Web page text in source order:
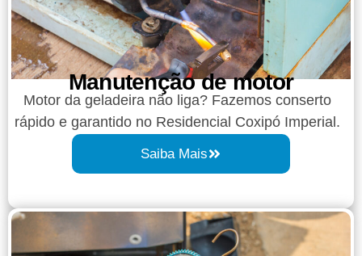
Manutenção de motor
Motor da geladeira não liga? Fazemos conserto
rápido e garantido no Residencial Coxipó Imperial.
Saiba Mais